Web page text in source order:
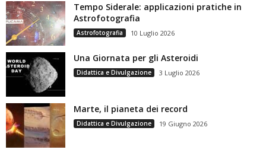
Tempo Siderale: applicazioni pratiche in
Astrofotografia
Astrofotografia 10 Luglio 2026
Una Giornata per gli Asteroidi
Didattica e Divulgazione 3 Luglio 2026
Marte, il pianeta dei record
Didattica e Divulgazione 19 Giugno 2026